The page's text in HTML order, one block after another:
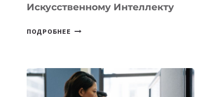
Искусственному Интеллекту
ПОДРОБНЕЕ
НОВЫЕ
ПРЕДМЕТЫ